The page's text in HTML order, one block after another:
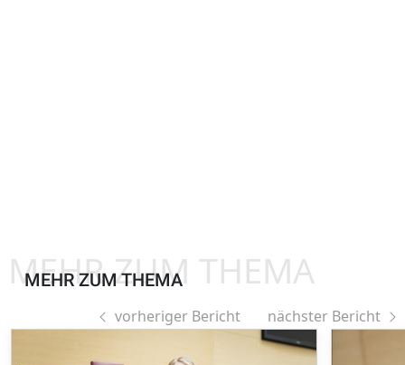
MEHR ZUM THEMA
MEHR ZUM THEMA
vorheriger Bericht nächster Bericht